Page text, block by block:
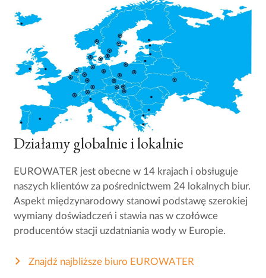
Działamy globalnie i lokalnie
EUROWATER jest obecne w 14 krajach i obsługuje
naszych klientów za pośrednictwem 24 lokalnych biur.
Aspekt międzynarodowy stanowi podstawę szerokiej
wymiany doświadczeń i stawia nas w czołówce
producentów stacji uzdatniania wody w Europie.
Znajdź najbliższe biuro EUROWATER